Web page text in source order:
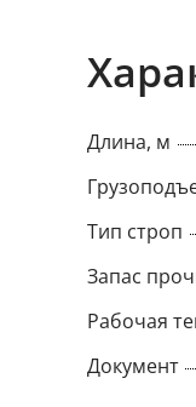
Длина, м
Тип строп
Запас
Рабочая
Документ